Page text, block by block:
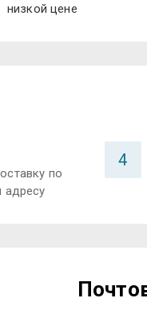
низкой цене
по
адресу
4